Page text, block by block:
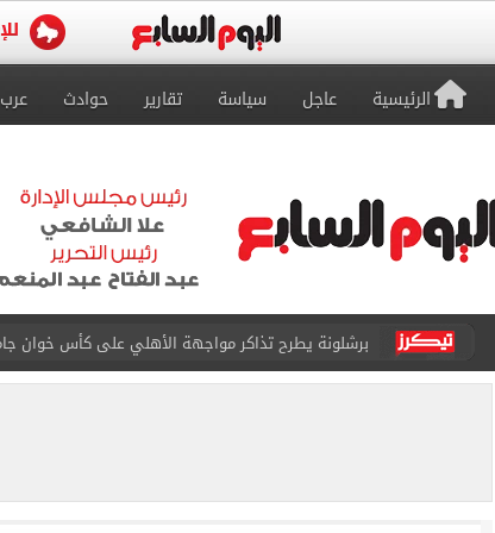
الرئيسية عاجل سياسة تقارير حوادث عرب
برشلونة يطرح تذاكر مواجهة الأهلي على كأس خوان
طرابزون سبور ينفي الحجز على مستحقات محمد صلاح
منتخب ناشئات كرة اليد يخسر أمام إسبانيا 27 - 26 فى نصف نهائى بطولة العالم
انطلاق مباراة مصر وإسبانيا فى نصف نهائي بطولة